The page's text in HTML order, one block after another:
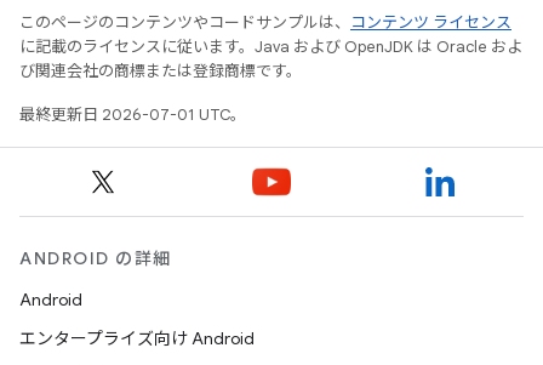
このページのコンテンツやコードサンプルは、
コンテンツ ライセンス
に記載のライセンスに従います。Java および OpenJDK は Oracle およ
び関連会社の商標または登録商標です。
最終更新日 2026-07-01 UTC。
ANDROID の詳細
Android
エンタープライズ向け Android